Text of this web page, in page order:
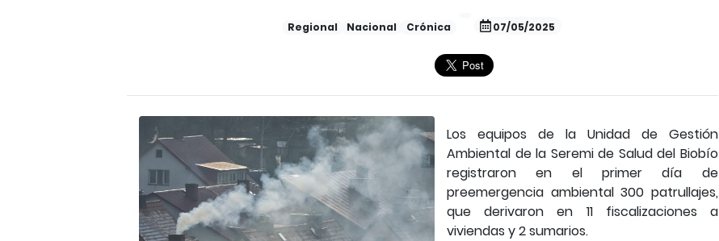
Regional Nacional Crónica 07/05/2025
Los equipos de la Unidad de Gestión
Ambiental de la Seremi de Salud del Biobío
registraron en el primer día de
preemergencia ambiental 300 patrullajes,
que derivaron en 11 fiscalizaciones a
viviendas y 2 sumarios.